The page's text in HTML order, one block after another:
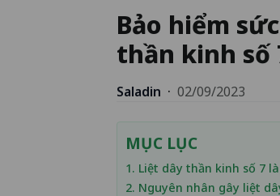
Bảo hiểm
thần kinh số
Saladin · 02/09/2023
MỤC LỤC
1. Liệt dây thần kinh số 7
2. Nguyên nhân gây liệt